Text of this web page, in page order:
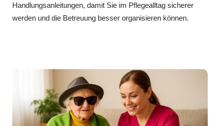
Handlungsanleitungen, damit Sie im Pflegealltag sicherer
werden und die Betreuung besser organisieren können.